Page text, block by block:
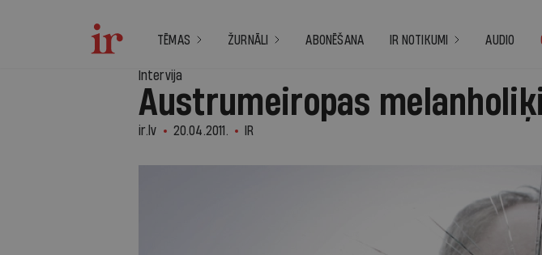
TĒMAS ŽURNĀLI ABONĒŠANA IR NOTIKUMI AUDIO
Intervija
Austrumeiropas
ir.lv 20.04.2011. IR